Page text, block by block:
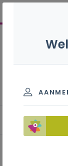
Aan de slag